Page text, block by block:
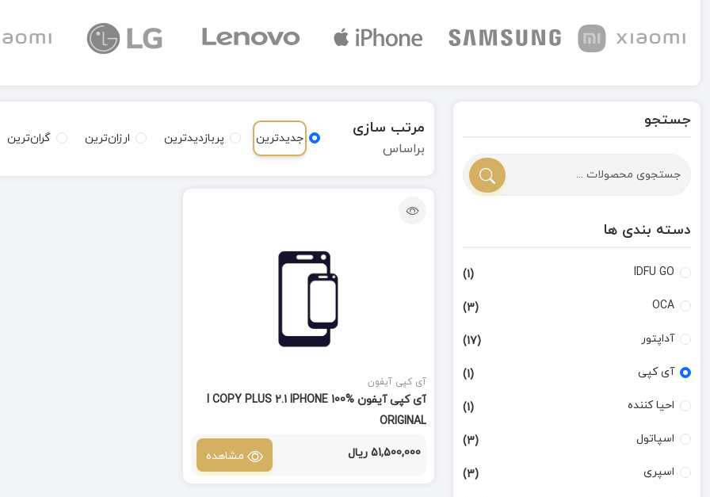
جستجو
دسته بندی ها
IDFU GO
(1)
OCA
(3)
آداپتور (17)
آی کپی (1)
احیا کننده (1)
اسپاتول (3)
اسپری (3)
مرتب سازی
براساس
جدیدترین پربازدیدترین ارزان‌ترین گران‌ترین
آی کپی آیفون
آی کپی آیفون I COPY PLUS 2.1 IPHONE 100%
ORIGINAL
51,500,000 ریال مشاهده